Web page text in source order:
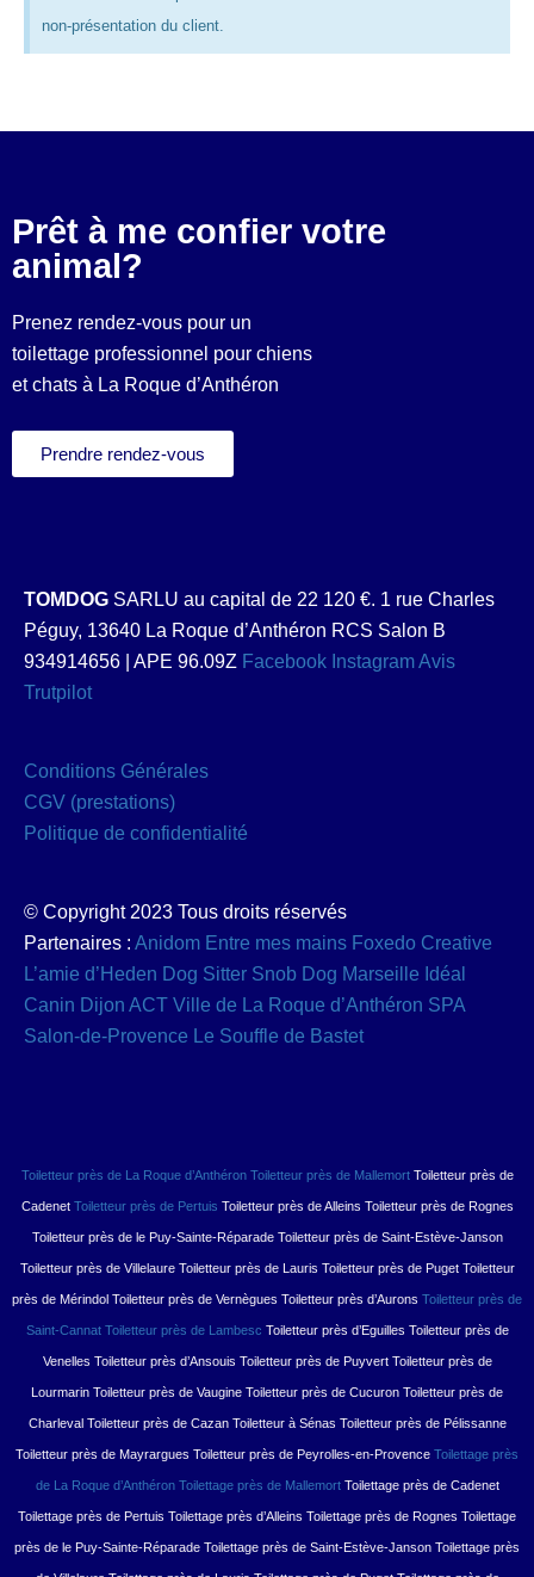
non-présentation du client.
Prêt à me confier votre
animal?
Prenez rendez-vous pour un
toilettage professionnel pour chiens
et chats à La Roque d’Anthéron
Prendre rendez-vous
TOMDOG SARLU au capital de 22 120 €. 1 rue Charles
Péguy, 13640 La Roque d’Anthéron RCS Salon B
934914656 | APE 96.09Z Facebook InstagramAvis
Trutpilot
Conditions Générales
CGV (prestations)
Politique de confidentialité
© Copyright 2023 Tous droits réservés
Partenaires : Anidom Entre mes mains Foxedo Creative
L’amie d’Heden Dog Sitter Snob Dog Marseille Idéal
Canin Dijon ACT Ville de La Roque d’Anthéron SPA
Salon-de-Provence Le Souffle de Bastet
Toiletteur près de La Roque d’Anthéron Toiletteur près de MallemortToiletteur près de
Cadenet Toiletteur près de Pertuis Toiletteur près de Alleins Toiletteur près de Rognes
Toiletteur près de le Puy-Sainte-Réparade Toiletteur près de Saint-Estève-Janson
Toiletteur près de Villelaure Toiletteur près de Lauris Toiletteur près de Puget Toiletteur
près de Mérindol Toiletteur près de Vernègues Toiletteur près d’Aurons Toiletteur près de
Saint-Cannat Toiletteur près de Lambesc Toiletteur près d’Eguilles Toiletteur près de
Venelles Toiletteur près d’Ansouis Toiletteur près de Puyvert Toiletteur près de
Lourmarin Toiletteur près de Vaugine Toiletteur près de Cucuron Toiletteur près de
Charleval Toiletteur près de Cazan Toiletteur à Sénas Toiletteur près de Pélissanne
Toiletteur près de Mayrargues Toiletteur près de Peyrolles-en-Provence Toilettage près
de La Roque d’Anthéron Toilettage près de MallemortToilettage près de Cadenet
Toilettage près de Pertuis Toilettage près d’Alleins Toilettage près de Rognes Toilettage
près de le Puy-Sainte-Réparade Toilettage près de Saint-Estève-Janson Toilettage près